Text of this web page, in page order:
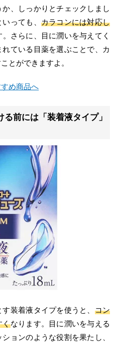
、しっかりとチェックしまし
っても、 カラコンには対応し
。さらに、目に潤いを与えてく
ている目薬を選ぶことで、カ
とができますよ。
め商品へ
前には「装着液タイプ」
装着液タイプを使うと、 コン
くなります。目に潤いを与える
ョンのような役割を果たし、